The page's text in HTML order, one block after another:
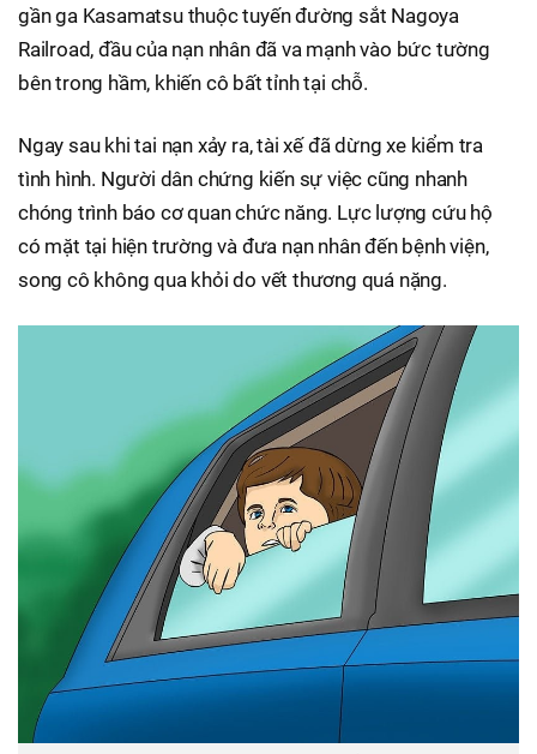
gần ga Kasamatsu thuộc tuyến đường sắt Nagoya
Railroad, đầu của nạn nhân đã va mạnh vào bức tường
bên trong hầm, khiến cô bất tỉnh tại chỗ.
Ngay sau khi tai nạn xảy ra, tài xế đã dừng xe kiểm tra
tình hình. Người dân chứng kiến sự việc cũng nhanh
chóng trình báo cơ quan chức năng. Lực lượng cứu hộ
có mặt tại hiện trường và đưa nạn nhân đến bệnh viện,
song cô không qua khỏi do vết thương quá nặng.